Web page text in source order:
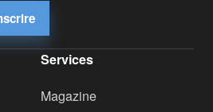
Services
Magazine